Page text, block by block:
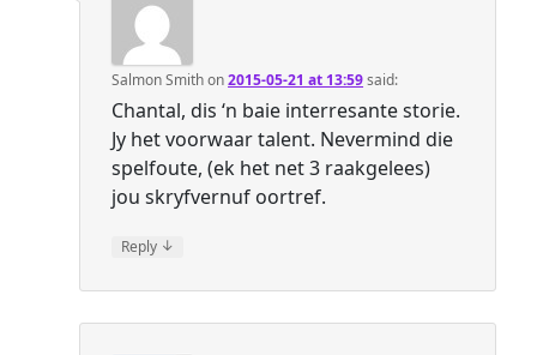
Salmon Smithon2015-05-21 at 13:59said:
Chantal, dis ‘n baie interresante storie.
Jy het voorwaar talent. Nevermind die
spelfoute, (ek het net 3 raakgelees)
jou skryfvernuf oortref.
Reply ↓